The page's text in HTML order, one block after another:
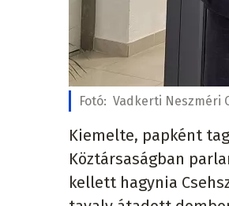
Fotó: Vadkerti Neszméri
Kiemelte, papként
Köztársaságban
kellett hagynia